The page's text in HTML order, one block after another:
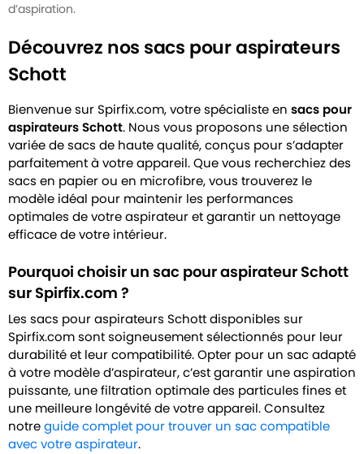
d’aspiration.
Découvrez nos sacs pour aspirateurs
Schott
Bienvenue sur Spirfix.com, votre spécialiste en sacs pour
aspirateurs Schott. Nous vous proposons une sélection
variée de sacs de haute qualité, conçus pour s’adapter
parfaitement à votre appareil. Que vous recherchiez des
sacs en papier ou en microfibre, vous trouverez le
modèle idéal pour maintenir les performances
optimales de votre aspirateur et garantir un nettoyage
efficace de votre intérieur.
Pourquoi choisir un sac pour aspirateur Schott
sur Spirfix.com ?
Les sacs pour aspirateurs Schott disponibles sur
Spirfix.com sont soigneusement sélectionnés pour leur
durabilité et leur compatibilité. Opter pour un sac adapté
à votre modèle d’aspirateur, c’est garantir une aspiration
puissante, une filtration optimale des particules fines et
une meilleure longévité de votre appareil. Consultez
notreguide complet pour trouver un sac compatible
avec votre aspirateur.